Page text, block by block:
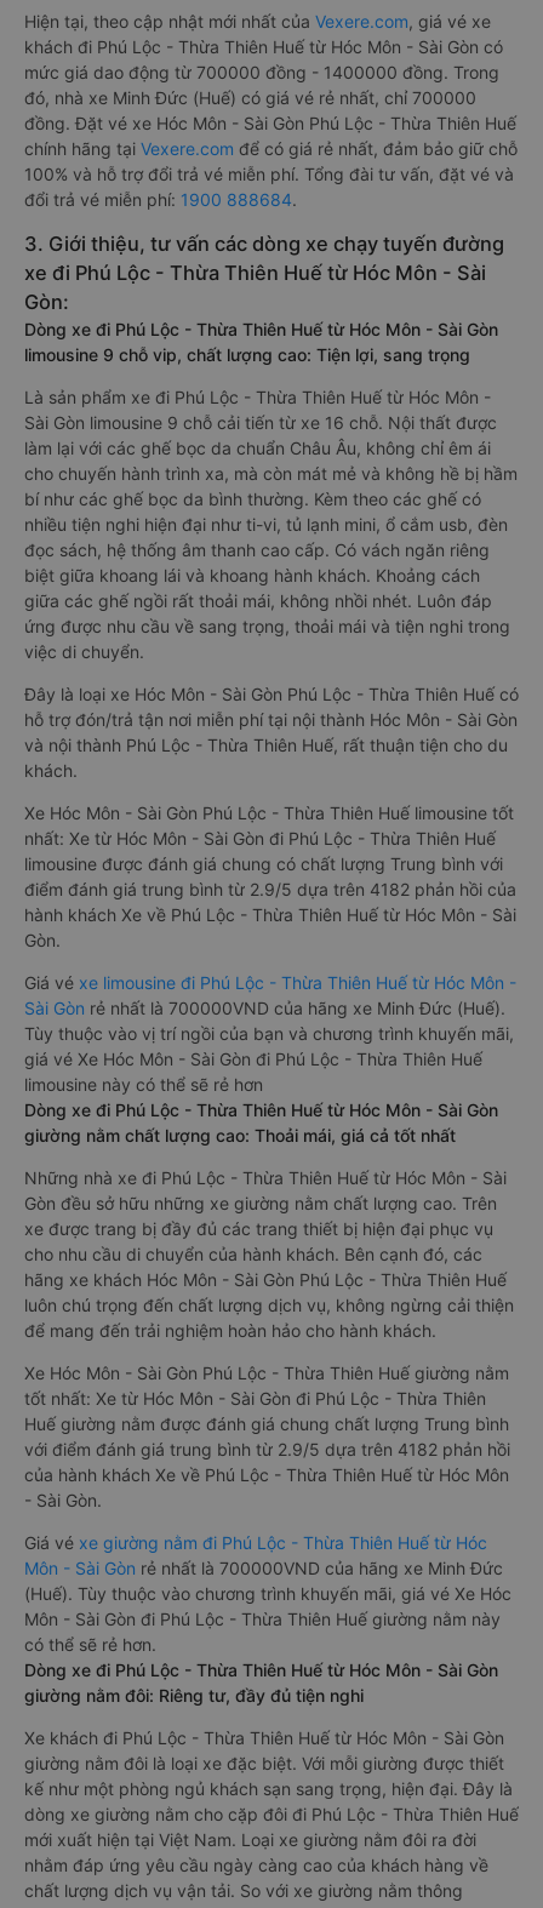
Hiện tại, theo cập nhật mới nhất của Vexere.com, giá vé xe
khách đi Phú Lộc - Thừa Thiên Huế từ Hóc Môn - Sài Gòn có
mức giá dao động từ 700000 đồng - 1400000 đồng. Trong
đó, nhà xe Minh Đức (Huế) có giá vé rẻ nhất, chỉ 700000
đồng. Đặt vé xe Hóc Môn - Sài Gòn Phú Lộc - Thừa Thiên Huế
chính hãng tại Vexere.com để có giá rẻ nhất, đảm bảo giữ chỗ
100% và hỗ trợ đổi trả vé miễn phí. Tổng đài tư vấn, đặt vé và
đổi trả vé miễn phí: 1900 888684.
3. Giới thiệu, tư vấn các dòng xe chạy tuyến đường
xe đi Phú Lộc - Thừa Thiên Huế từ Hóc Môn - Sài
Gòn:
Dòng xe đi Phú Lộc - Thừa Thiên Huế từ Hóc Môn - Sài Gòn
limousine 9 chỗ vip, chất lượng cao: Tiện lợi, sang trọng
Là sản phẩm xe đi Phú Lộc - Thừa Thiên Huế từ Hóc Môn -
Sài Gòn limousine 9 chỗ cải tiến từ xe 16 chỗ. Nội thất được
làm lại với các ghế bọc da chuẩn Châu Âu, không chỉ êm ái
cho chuyến hành trình xa, mà còn mát mẻ và không hề bị hầm
bí như các ghế bọc da bình thường. Kèm theo các ghế có
nhiều tiện nghi hiện đại như ti-vi, tủ lạnh mini, ổ cắm usb, đèn
đọc sách, hệ thống âm thanh cao cấp. Có vách ngăn riêng
biệt giữa khoang lái và khoang hành khách. Khoảng cách
giữa các ghế ngồi rất thoải mái, không nhồi nhét. Luôn đáp
ứng được nhu cầu về sang trọng, thoải mái và tiện nghi trong
việc di chuyển.
Đây là loại xe Hóc Môn - Sài Gòn Phú Lộc - Thừa Thiên Huế có
hỗ trợ đón/trả tận nơi miễn phí tại nội thành Hóc Môn - Sài Gòn
và nội thành Phú Lộc - Thừa Thiên Huế, rất thuận tiện cho du
khách.
Xe Hóc Môn - Sài Gòn Phú Lộc - Thừa Thiên Huế limousine tốt
nhất: Xe từ Hóc Môn - Sài Gòn đi Phú Lộc - Thừa Thiên Huế
limousine được đánh giá chung có chất lượng Trung bình với
điểm đánh giá trung bình từ 2.9/5 dựa trên 4182 phản hồi của
hành khách Xe về Phú Lộc - Thừa Thiên Huế từ Hóc Môn - Sài
Gòn.
Giá vé xe limousine đi Phú Lộc - Thừa Thiên Huế từ Hóc Môn -
Sài Gòn rẻ nhất là 700000VND của hãng xe Minh Đức (Huế).
Tùy thuộc vào vị trí ngồi của bạn và chương trình khuyến mãi,
giá vé Xe Hóc Môn - Sài Gòn đi Phú Lộc - Thừa Thiên Huế
limousine này có thể sẽ rẻ hơn
Dòng xe đi Phú Lộc - Thừa Thiên Huế từ Hóc Môn - Sài Gòn
giường nằm chất lượng cao: Thoải mái, giá cả tốt nhất
Những nhà xe đi Phú Lộc - Thừa Thiên Huế từ Hóc Môn - Sài
Gòn đều sở hữu những xe giường nằm chất lượng cao. Trên
xe được trang bị đầy đủ các trang thiết bị hiện đại phục vụ
cho nhu cầu di chuyển của hành khách. Bên cạnh đó, các
hãng xe khách Hóc Môn - Sài Gòn Phú Lộc - Thừa Thiên Huế
luôn chú trọng đến chất lượng dịch vụ, không ngừng cải thiện
để mang đến trải nghiệm hoàn hảo cho hành khách.
Xe Hóc Môn - Sài Gòn Phú Lộc - Thừa Thiên Huế giường nằm
tốt nhất: Xe từ Hóc Môn - Sài Gòn đi Phú Lộc - Thừa Thiên
Huế giường nằm được đánh giá chung chất lượng Trung bình
với điểm đánh giá trung bình từ 2.9/5 dựa trên 4182 phản hồi
của hành khách Xe về Phú Lộc - Thừa Thiên Huế từ Hóc Môn
- Sài Gòn.
Giá vé xe giường nằm đi Phú Lộc - Thừa Thiên Huế từ Hóc
Môn - Sài Gòn rẻ nhất là 700000VND của hãng xe Minh Đức
(Huế). Tùy thuộc vào chương trình khuyến mãi, giá vé Xe Hóc
Môn - Sài Gòn đi Phú Lộc - Thừa Thiên Huế giường nằm này
có thể sẽ rẻ hơn.
Dòng xe đi Phú Lộc - Thừa Thiên Huế từ Hóc Môn - Sài Gòn
giường nằm đôi: Riêng tư, đầy đủ tiện nghi
Xe khách đi Phú Lộc - Thừa Thiên Huế từ Hóc Môn - Sài Gòn
giường nằm đôi là loại xe đặc biệt. Với mỗi giường được thiết
kế như một phòng ngủ khách sạn sang trọng, hiện đại. Đây là
dòng xe giường nằm cho cặp đôi đi Phú Lộc - Thừa Thiên Huế
mới xuất hiện tại Việt Nam. Loại xe giường nằm đôi ra đời
nhằm đáp ứng yêu cầu ngày càng cao của khách hàng về
chất lượng dịch vụ vận tải. So với xe giường nằm thông